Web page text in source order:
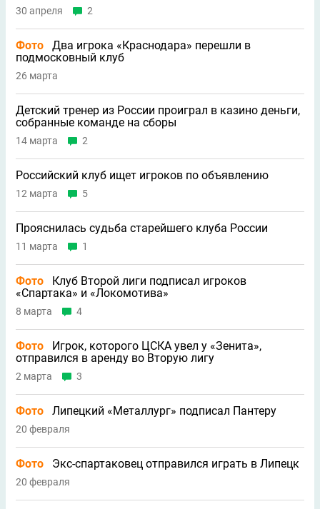
30 апреля 2
Фото
Два игрока «Краснодара» перешли в
подмосковный клуб
26 марта
Детский тренер из России проиграл в казино деньги,
собранные команде на сборы
14 марта 2
Российский клуб ищет игроков по объявлению
12 марта 5
Прояснилась судьба старейшего клуба России
11 марта 1
Фото
Клуб Второй лиги подписал игроков
«Спартака» и «Локомотива»
8 марта 4
Фото
Игрок, которого ЦСКА увел у «Зенита»,
отправился в аренду во Вторую лигу
2 марта 3
Фото Липецкий «Металлург» подписал Пантеру
20 февраля
Фото Экс-спартаковец отправился играть в Липецк
20 февраля